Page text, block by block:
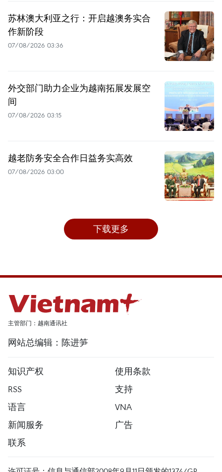
苏林澳大利亚之行：开启越澳务实合
作新阶段
07/08/2026 03:36
外交部门助力企业为越南拓展发展空
间
07/08/2026 03:15
越老防务安全合作日益务实高效
07/08/2026 03:00
下载更多
主管部门：越南通讯社
网站总编辑：陈进笋
知识产权
使用条款
RSS
支持
语言
VNA
新闻服务
广告
联系